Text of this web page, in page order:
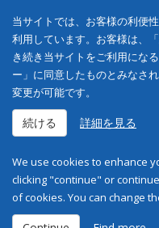
当サイトでは、お客様の利便
利用しています。お客様は、
き続き当サイトをご利用にな
ー」に同意したものとみなさ
変更が可能です。
続ける 詳細を見る
We use cookies to enhance
clicking "continue" or
of cookies. You can change